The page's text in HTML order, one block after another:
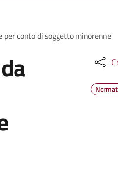
per conto di soggetto minorenne